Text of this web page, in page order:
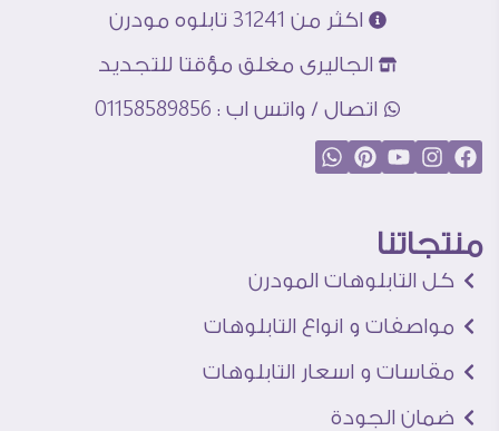
اكثر من 31241 تابلوه مودرن
الجاليرى مغلق مؤقتا للتجديد
اتصال / واتس اب : 01158589856
منتجاتنا
كل التابلوهات المودرن
مواصفات و انواع التابلوهات
مقاسات و اسعار التابلوهات
ضمان الجودة